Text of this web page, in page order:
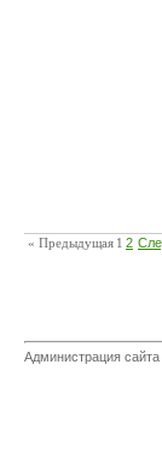
« Предыдущая 1 2
Администрация